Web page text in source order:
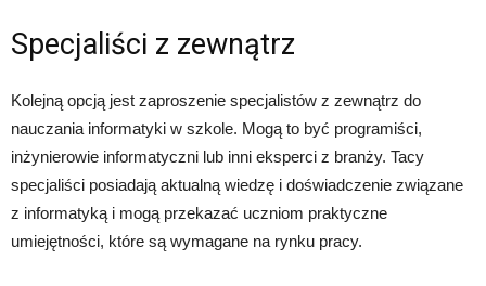
Specjaliści z zewnątrz
Kolejną opcją jest zaproszenie specjalistów z zewnątrz do
nauczania informatyki w szkole. Mogą to być programiści,
inżynierowie informatyczni lub inni eksperci z branży. Tacy
specjaliści posiadają aktualną wiedzę i doświadczenie związane
z informatyką i mogą przekazać uczniom praktyczne
umiejętności, które są wymagane na rynku pracy.